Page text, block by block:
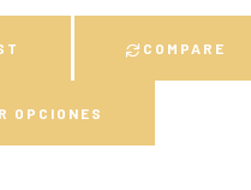
COMPARE
OPCIONES